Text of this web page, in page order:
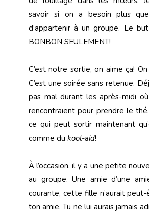
savoir si on a besoin plus
d’appartenir à un groupe. Le but
BONBON SEULEMENT!
C’est notre sortie, on aime ça!
C’est une soirée sans retenue.
pas mal durant les après-midi
rencontraient pour prendre le
ce qui peut sortir maintenant
comme du kool-aid!
À l’occasion, il y a une petite
au groupe. Une amie d’une
courante, cette fille n’aurait
ton amie. Tu ne lui aurais jamais